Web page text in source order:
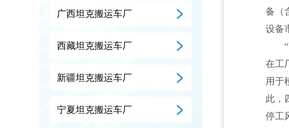
广西坦克搬运车厂
西藏坦克搬运车厂
新疆坦克搬运车厂
宁夏坦克搬运车厂
备（
设备
在工
用于
此，
停工